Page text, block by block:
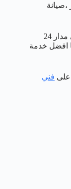
خدمتنا متاحة ومتوفره في كل مدن الكويت علي مدار 24
افضل خدمة
على فني